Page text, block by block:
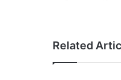
Related